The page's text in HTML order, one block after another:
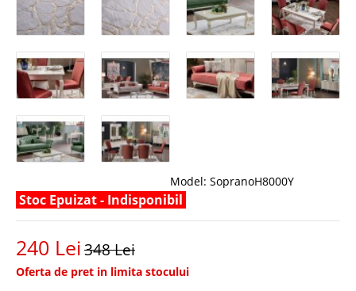
Model: SopranoH8000Y
Stoc Epuizat - Indisponibil
240 Lei348 Lei
Oferta de pret in limita stocului